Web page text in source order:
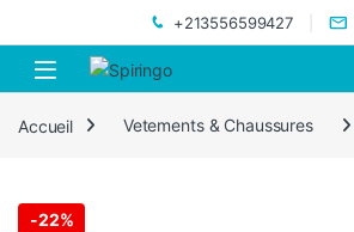
+213556599427
Accueil Vetements & Chaussures
-22%